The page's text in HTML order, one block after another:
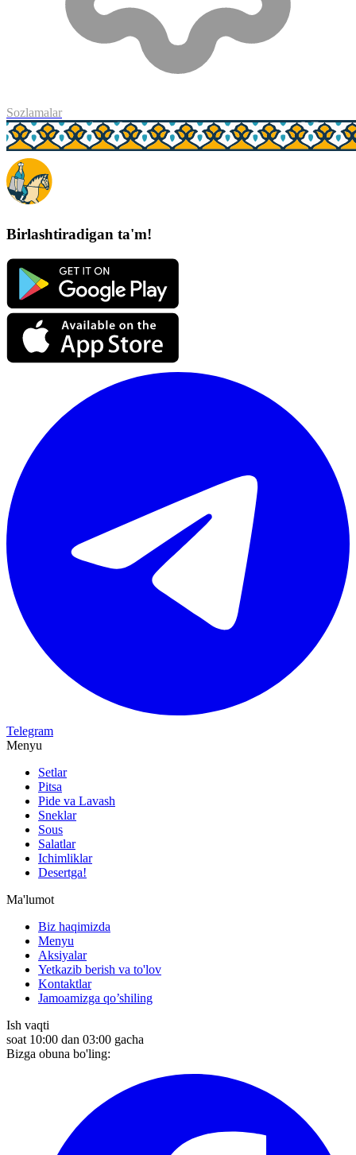
Sozlamalar
Birlashtiradigan ta'm!
Telegram
Menyu
Setlar
Pitsa
Pide va Lavash
Sneklar
Sous
Salatlar
Ichimliklar
Desertga!
Ma'lumot
Biz haqimizda
Menyu
Aksiyalar
Yetkazib berish va to'lov
Kontaktlar
Jamoamizga qo’shiling
Ish vaqti
soat 10:00 dan 03:00 gacha
Bizga obuna bo'ling: